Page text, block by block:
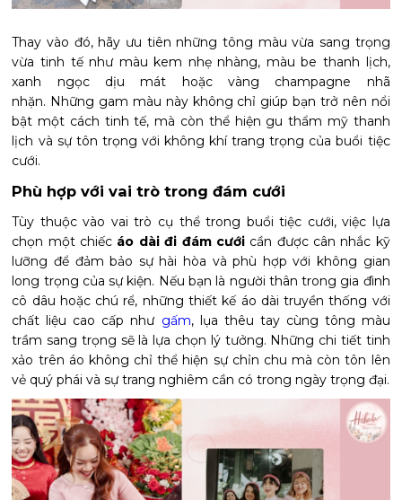
Thay vào đó, hãy ưu tiên những tông màu vừa sang trọng
vừa tinh tế như màu kem nhẹ nhàng, màu be thanh lịch,
xanh ngọc dịu mát hoặc vàng champagne nhã
nhặn. Những gam màu này không chỉ giúp bạn trở nên nổi
bật một cách tinh tế, mà còn thể hiện gu thẩm mỹ thanh
lịch và sự tôn trọng với không khí trang trọng của buổi tiệc
cưới.
Phù hợp với vai trò trong đám cưới
Tùy thuộc vào vai trò cụ thể trong buổi tiệc cưới, việc lựa
chọn một chiếc áo dài đi đám cướicần được cân nhắc kỹ
lưỡng để đảm bảo sự hài hòa và phù hợp với không gian
long trọng của sự kiện. Nếu bạn là người thân trong gia đình
cô dâu hoặc chú rể, những thiết kế áo dài truyền thống với
chất liệu cao cấp như gấm, lụa thêu tay cùng tông màu
trầm sang trọng sẽ là lựa chọn lý tưởng. Những chi tiết tinh
xảo trên áo không chỉ thể hiện sự chỉn chu mà còn tôn lên
vẻ quý phái và sự trang nghiêm cần có trong ngày trọng đại.